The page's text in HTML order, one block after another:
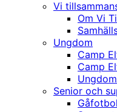
Vi
Om Vi
Ungdom
Camp
Camp
Senior och